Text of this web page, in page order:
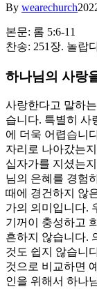
By wearechurch
본문: 롬 5:6-11
찬송: 251장. 놀랍
하나님의 사랑
사랑한다고 말하
습니다. 특별히 사
에 더욱 어렵습니
자리로 나아갔는
십자가를 지셨는
님의 은혜를 경험
때에 경건하지 않
가의 의미입니다.
기꺼이 충성하고
흔하지 않습니다.
것도 쉽지 않습니
것으로 비교하면
인을 위해서 하나